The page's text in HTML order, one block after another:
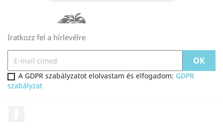
Iratkozz fel a hírlevélre
A GDPR szabályzatot elolvastam és elfogadom: GDPR
szabályzat